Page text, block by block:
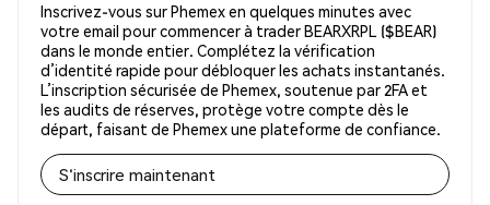
Inscrivez-vous sur Phemex en quelques minutes avec
votre email pour commencer à trader BEARXRPL ($BEAR)
dans le monde entier. Complétez la vérification
d’identité rapide pour débloquer les achats instantanés.
L’inscription sécurisée de Phemex, soutenue par 2FA et
les audits de réserves, protège votre compte dès le
départ, faisant de Phemex une plateforme de confiance.
S'inscrire maintenant